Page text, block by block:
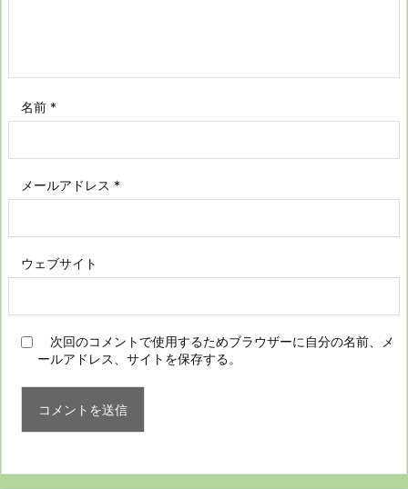
名前 *
メールアドレス *
ウェブサイト
次回のコメントで使用するためブラウザーに自分の名前、メ
ールアドレス、サイトを保存する。